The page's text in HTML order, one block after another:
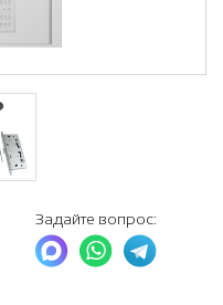
Задайте вопрос: